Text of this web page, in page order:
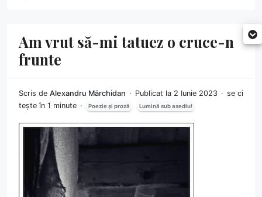
Am vrut să-mi tatuez o cruce-n
frunte
Scris de Alexandru Mărchidan Publicat la 2 Iunie 2023
se ci
tește în 1 minute
Poezie și proză Lumină sub asediu!